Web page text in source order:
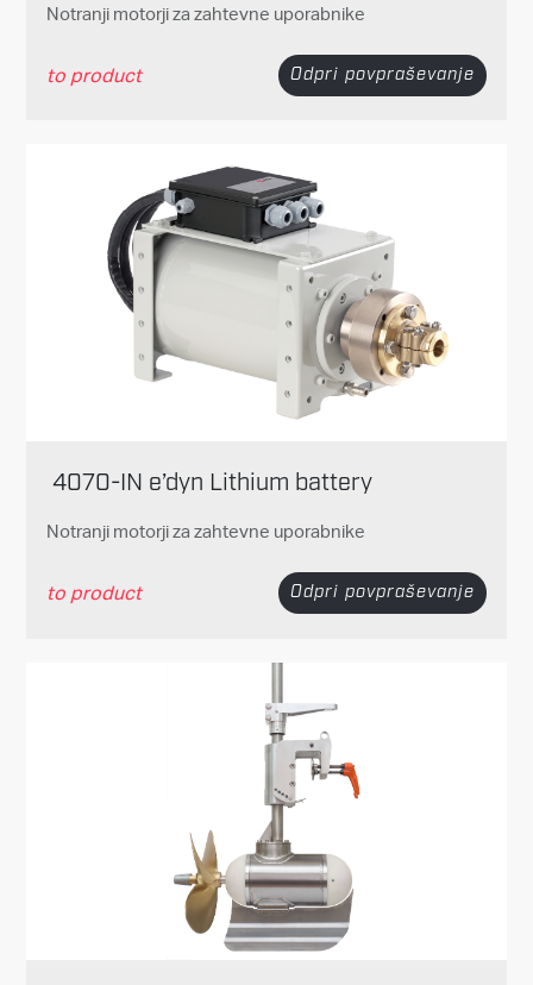
Notranji motorji za zahtevne uporabnike
to product Odpri povpraševanje
4070-IN e’dyn Lithium battery
Notranji motorji za zahtevne uporabnike
to product Odpri povpraševanje